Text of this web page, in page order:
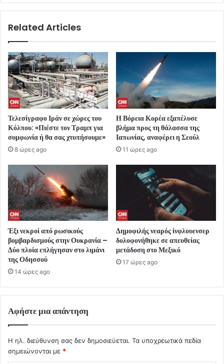
Related Articles
Τελεσίγραφο Ιράν σε χώρες του
Κόλπου: «Πιέστε τον Τραμπ για
συμφωνία ή θα σας χτυπήσουμε»
8 ώρες ago
Η Βόρεια Κορέα εξαπέλυσε
βλήμα προς τη θάλασσα της
Ιαπωνίας, αναφέρει η Σεούλ
11 ώρες ago
Έξι νεκροί από ρωσικούς
βομβαρδισμούς στην Ουκρανία –
Δύο πλοία επλήγησαν στο λιμάνι
της Οδησσού
14 ώρες ago
Δημοφιλής νεαρός ίνφλουενσερ
δολοφονήθηκε σε απευθείας
μετάδοση στο Μεξικό
17 ώρες ago
Αφήστε μια απάντηση
Η ηλ. διεύθυνση σας δεν δημοσιεύεται. Τα υποχρεωτικά πεδία
σημειώνονται με *